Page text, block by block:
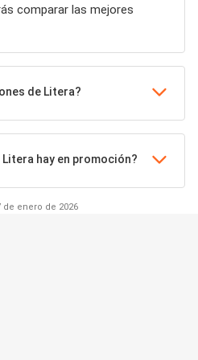
comparar las mejores
de Litera?
hay en promoción?
enero de 2026